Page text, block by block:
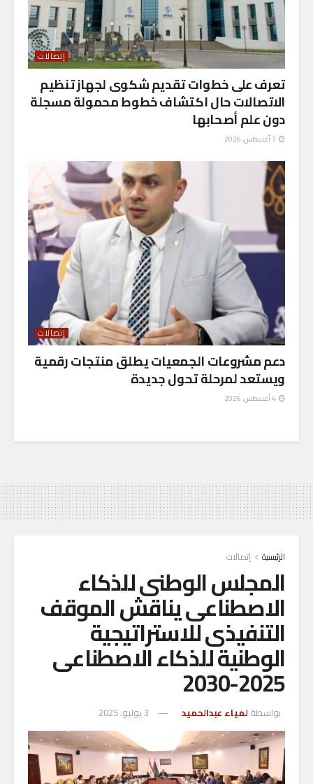
إتصالات
تعرف على خطوات تقديم شكوى لجهاز تنظيم
الاتصالات حال اكتشاف خطوط محمولة مسجلة
دون علم أصحابها
إتصالات
دعم مشروعات الجمعيات يطلق منتجات رقمية
ويستعد لمرحلة تحول جديدة
الرئيسية إتصالات
المجلس الوطنى للذكاء
الاصطناعى يناقش الموقف
التنفيذى للاستراتيجية
الوطنية للذكاء الاصطناعى
2025-2030
بواسطة لمياء عبدالحميد 3 يوليو، 2025